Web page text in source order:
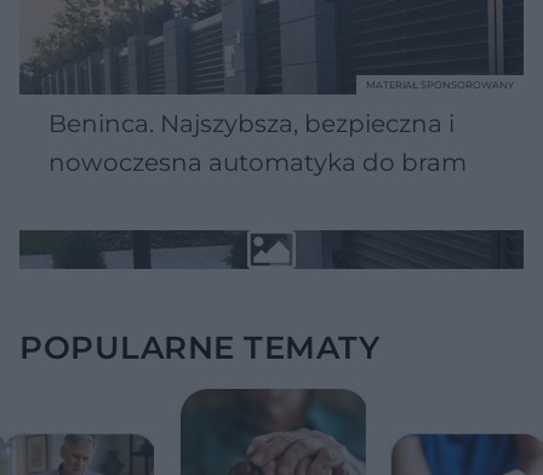
Beninca. Najszybsza, bezpieczna i
nowoczesna automatyka do bram
MATERIAŁ SPONSOROWANY
POPULARNE TEMATY